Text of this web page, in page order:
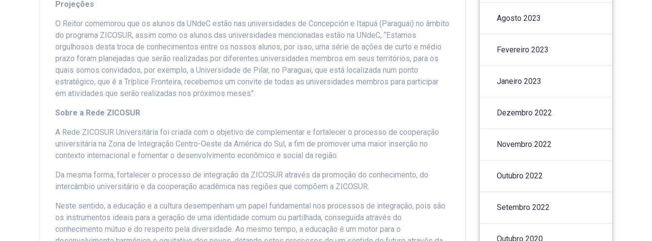
Projeções
O Reitor comemorou que os alunos da UNdeC estão nas universidades de Concepción e Itapuá (Paraguai) no âmbito
do programa ZICOSUR, assim como os alunos das universidades mencionadas estão na UNdeC, “Estamos
orgulhosos desta troca de conhecimentos entre os nossos alunos, por isso, uma série de ações de curto e médio
prazo foram planejadas que serão realizadas por diferentes universidades membros em seus territórios, para os
quais somos convidados, por exemplo, a Universidade de Pilar, no Paraguai, que está localizada num ponto
estratégico, que é a Tríplice Fronteira, recebemos um convite de todas as universidades membros para participar
em atividades que serão realizadas nos próximos meses”.
Sobre a Rede ZICOSUR
A Rede ZICOSUR Universitária foi criada com o objetivo de complementar e fortalecer o processo de cooperação
universitária na Zona de Integração Centro-Oeste da América do Sul, a fim de promover uma maior inserção no
contexto internacional e fomentar o desenvolvimento econômico e social da região.
Da mesma forma, fortalecer o processo de integração da ZICOSUR através da promoção do conhecimento, do
intercâmbio universitário e da cooperação acadêmica nas regiões que compõem a ZICOSUR.
Neste sentido, a educação e a cultura desempenham um papel fundamental nos processos de integração, pois são
os instrumentos ideais para a geração de uma identidade comum ou partilhada, conseguida através do
conhecimento mútuo e do respeito pela diversidade. Ao mesmo tempo, a educação é um motor para o
Agosto 2023
Fevereiro 2023
Janeiro 2023
Dezembro 2022
Novembro 2022
Outubro 2022
Setembro 2022
Outubro 2020